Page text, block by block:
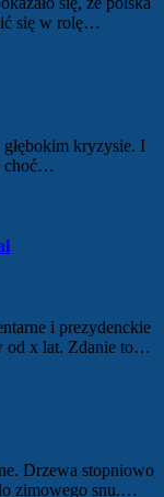
się w rolę…
kryzysie. I
choć…
i prezydenckie
od x lat. Zdanie to…
Drzewa stopniowo
zimowego snu.…